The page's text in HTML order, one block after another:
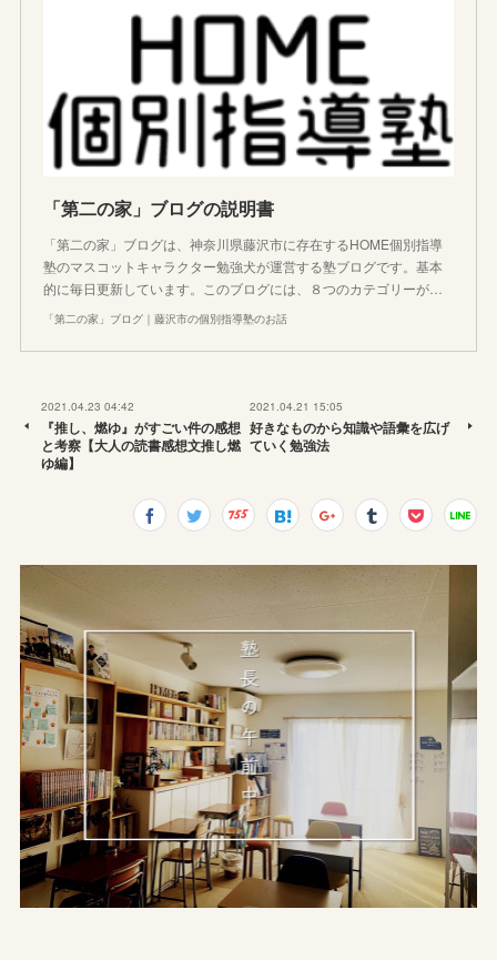
「第二の家」ブログの説明書
「第二の家」ブログは、神奈川県藤沢市に存在するHOME個別指導
塾のマスコットキャラクター勉強犬が運営する塾ブログです。基本
的に毎日更新しています。このブログには、８つのカテゴリーが…
「第二の家」ブログ｜藤沢市の個別指導塾のお話
2021.04.23 04:42
『推し、燃ゆ』がすごい件の感想
と考察【大人の読書感想文推し燃
ゆ編】
2021.04.21 15:05
好きなものから知識や語彙を広げ
ていく勉強法